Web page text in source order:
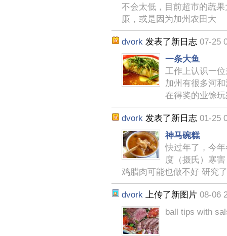
不会太低，目前超市的蔬
廉，或是因为加州农田大
dvork 发表了新日志 07-25
一条大鱼
工作上认识一
加州有很多河
在得奖的业馀
dvork 发表了新日志 01-25
神马碗糕
快过年了，今
度（摄氏）寒
鸡腊肉可能也做不好 研究
dvork 上传了新图片 08-06
ball tips with